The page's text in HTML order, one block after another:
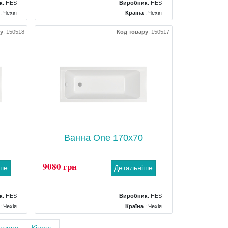
: HES
Чехія
Виробник: HES
Країна: Чехія
Форма: прямокутна
: 150518
: HES
Чехія
Код товару: 150517
Ванна One 170x70
9080 грн Детальніше
Виробник: HES
Країна: Чехія